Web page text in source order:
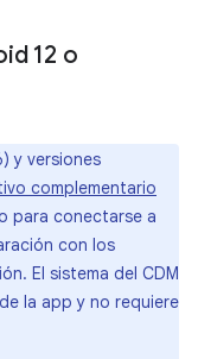
12 o
y versiones
complementario
para conectarse a
con los
El sistema del CDM
la app y no requiere